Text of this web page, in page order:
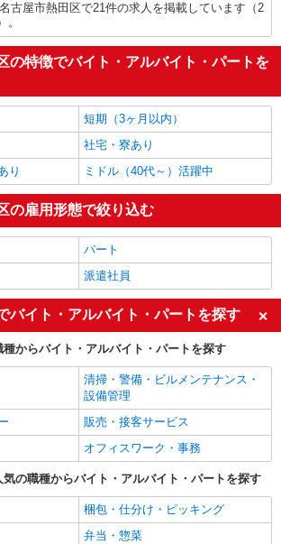
古屋市熱田区で21件の求人を掲載しています（2
。
の特徴でバイト・アルバイト・パートを
短期（3ヶ月以内）
社宅・寮あり
り
ミドル（40代～）活躍中
の雇用形態で絞り込む
パート
派遣社員
バイト・アルバイト・パートを探す
からバイト・アルバイト・パートを探す
清掃・警備・ビルメンテナンス・
設備管理
販売・接客サービス
オフィスワーク・事務
の職種からバイト・アルバイト・パートを探す
梱包・仕分け・ピッキング
弁当・惣菜